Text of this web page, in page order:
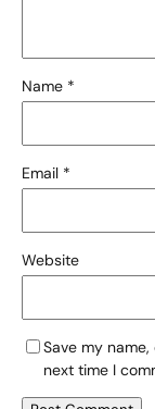
Name *
Email *
Website
Save my
next time I